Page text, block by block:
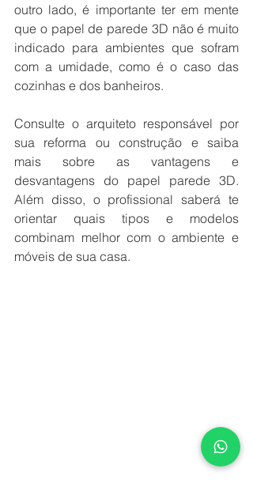
outro lado, é importante ter em mente
que o papel de parede 3D não é muito
indicado para ambientes que sofram
com a umidade, como é o caso das
cozinhas e dos banheiros.
Consulte o arquiteto responsável por
sua reforma ou construção e saiba
mais sobre as vantagens e
desvantagens do papel parede 3D.
Além disso, o profissional saberá te
orientar quais tipos e modelos
combinam melhor com o ambiente e
móveis de sua casa.